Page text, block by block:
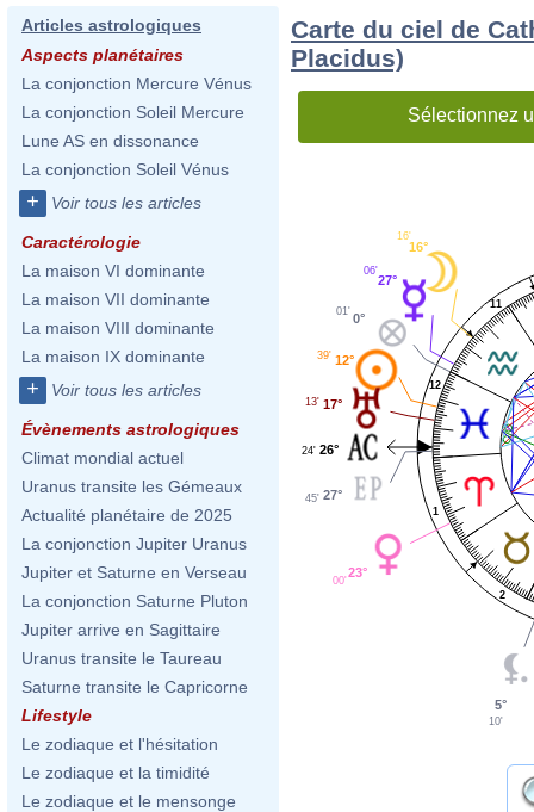
Articles astrologiques
Aspects planétaires
La conjonction Mercure Vénus
La conjonction Soleil Mercure
Lune AS en dissonance
La conjonction Soleil Vénus
+ Voir tous les articles
Caractérologie
La maison VI dominante
La maison VII dominante
La maison VIII dominante
La maison IX dominante
+ Voir tous les articles
Évènements astrologiques
Climat mondial actuel
Uranus transite les Gémeaux
Actualité planétaire de 2025
La conjonction Jupiter Uranus
Jupiter et Saturne en Verseau
La conjonction Saturne Pluton
Jupiter arrive en Sagittaire
Uranus transite le Taureau
Saturne transite le Capricorne
Lifestyle
Le zodiaque et l'hésitation
Le zodiaque et la timidité
Le zodiaque et le mensonge
Carte du ciel de
Placidus)
Sélectionnez
1
2
11
12
16°
16'
27°
06'
0°
01'
12°
39'
17°
13'
26°
24'
27°
45'
23°
00'
5°
10'